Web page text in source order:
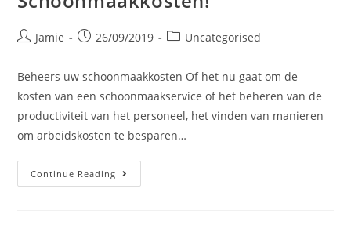
Jamie 26/09/2019 Uncategorised
Beheers uw schoonmaakkosten Of het nu gaat om de
kosten van een schoonmaakservice of het beheren van de
productiviteit van het personeel, het vinden van manieren
om arbeidskosten te besparen…
Continue Reading